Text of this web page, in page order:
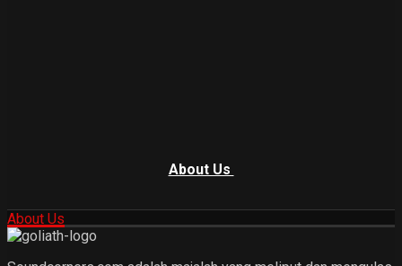
About Us
About Us